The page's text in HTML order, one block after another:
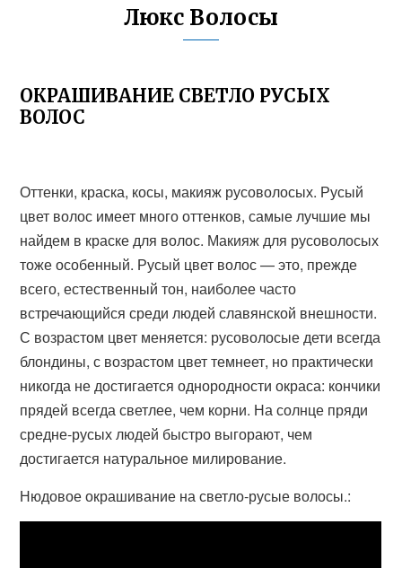
Люкс Волосы
ОКРАШИВАНИЕ СВЕТЛО РУСЫХ
ВОЛОС
Оттенки, краска, косы, макияж русоволосых. Русый
цвет волос имеет много оттенков, самые лучшие мы
найдем в краске для волос. Макияж для русоволосых
тоже особенный. Русый цвет волос — это, прежде
всего, естественный тон, наиболее часто
встречающийся среди людей славянской внешности.
С возрастом цвет меняется: русоволосые дети всегда
блондины, с возрастом цвет темнеет, но практически
никогда не достигается однородности окраса: кончики
прядей всегда светлее, чем корни. На солнце пряди
средне-русых людей быстро выгорают, чем
достигается натуральное милирование.
Нюдовое окрашивание на светло-русые волосы.: